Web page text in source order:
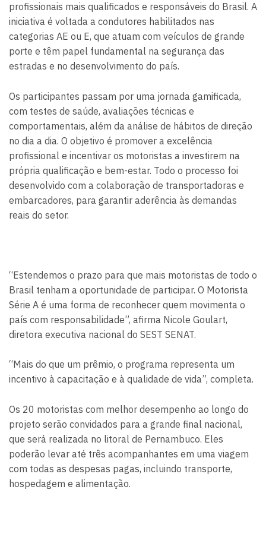
profissionais mais qualificados e responsáveis do Brasil. A
iniciativa é voltada a condutores habilitados nas
categorias AE ou E, que atuam com veículos de grande
porte e têm papel fundamental na segurança das
estradas e no desenvolvimento do país.
Os participantes passam por uma jornada gamificada,
com testes de saúde, avaliações técnicas e
comportamentais, além da análise de hábitos de direção
no dia a dia. O objetivo é promover a excelência
profissional e incentivar os motoristas a investirem na
própria qualificação e bem-estar. Todo o processo foi
desenvolvido com a colaboração de transportadoras e
embarcadores, para garantir aderência às demandas
reais do setor.
“Estendemos o prazo para que mais motoristas de todo o
Brasil tenham a oportunidade de participar. O Motorista
Série A é uma forma de reconhecer quem movimenta o
país com responsabilidade”, afirma Nicole Goulart,
diretora executiva nacional do SEST SENAT.
“Mais do que um prêmio, o programa representa um
incentivo à capacitação e à qualidade de vida”, completa.
Os 20 motoristas com melhor desempenho ao longo do
projeto serão convidados para a grande final nacional,
que será realizada no litoral de Pernambuco. Eles
poderão levar até três acompanhantes em uma viagem
com todas as despesas pagas, incluindo transporte,
hospedagem e alimentação.